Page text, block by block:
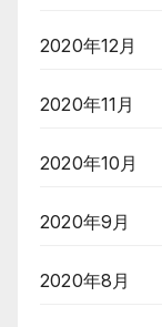
2020年12月
2020年11月
2020年10月
2020年9月
2020年8月